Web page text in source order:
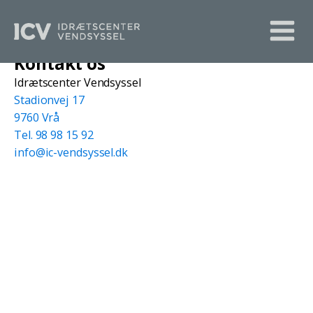
Kontakt os
Idrætscenter Vendsyssel
Stadionvej 17
9760 Vrå
Tel. 98 98 15 92
info@ic-vendsyssel.dk